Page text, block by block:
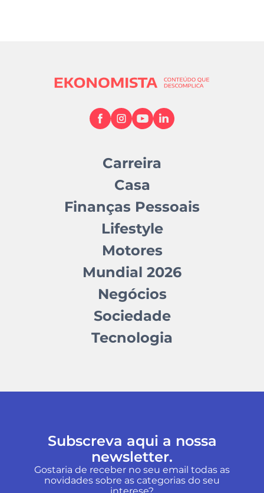
Carreira
Casa
Finanças Pessoais
Lifestyle
Motores
Mundial 2026
Negócios
Sociedade
Tecnologia
Subscreva aqui a nossa
newsletter.
Gostaria de receber no seu email todas as
novidades sobre as categorias do seu